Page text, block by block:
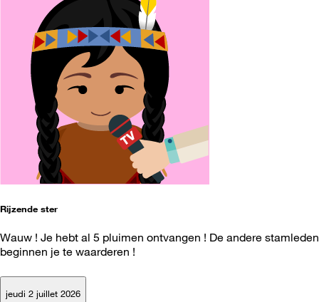
Rijzende ster
Wauw ! Je hebt al 5 pluimen ontvangen ! De andere stamleden
beginnen je te waarderen !
jeudi 2 juillet 2026